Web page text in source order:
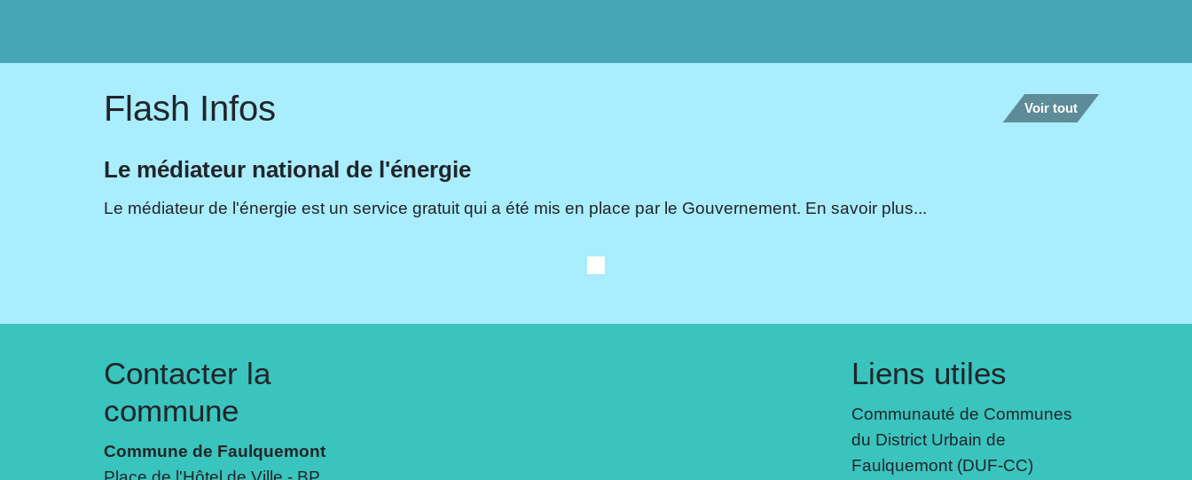
Flash Infos Voir tout
Le médiateur national de l'énergie
Le médiateur de l'énergie est un service gratuit qui a été mis en place par le Gouvernement. En savoir plus...
Contacter la
commune
Commune de Faulquemont
Liens utiles
Communauté de Communes
du District Urbain de
Faulquemont (DUF-CC)